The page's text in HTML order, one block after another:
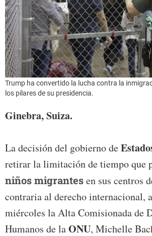
Trump ha convertido la lucha contra la
los pilares de su presidencia.
Ginebra, Suiza.
La decisión del gobierno de
retirar la limitación de tiempo que
niños migrantesen sus centros
contraria al derecho internacional,
miércoles la Alta Comisionada de
Humanos de laONU, Michelle